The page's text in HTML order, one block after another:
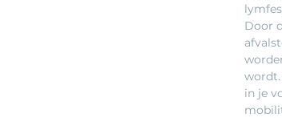
Door
in je